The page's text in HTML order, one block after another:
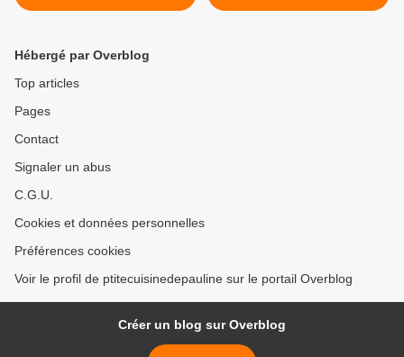
Hébergé par Overblog
Top articles
Pages
Contact
Signaler un abus
C.G.U.
Cookies et données personnelles
Préférences cookies
Voir le profil de ptitecuisinedepauline sur le portail Overblog
Créer un blog sur Overblog